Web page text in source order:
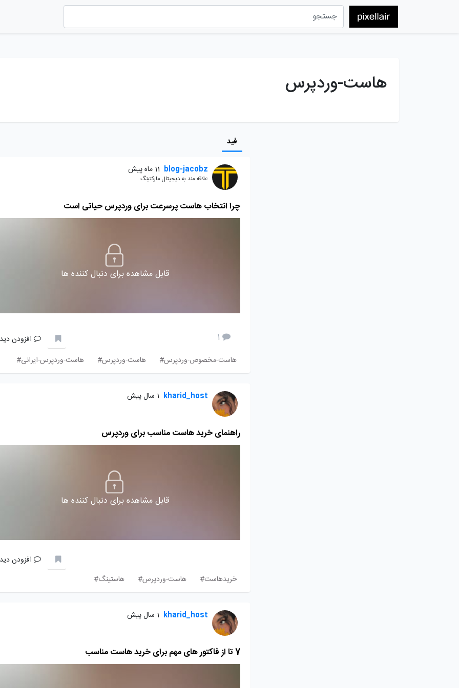
هاست-وردپرس
فید
blog-jacobz 11 ماه پیش
علاقه مند به دیجیتال مارکتینگ
چرا انتخاب هاست پرسرعت برای وردپرس حیاتی است
قابل مشاهده برای دنبال کننده ها
1
افزودن
هاست-مخصوص-وردپرس#
هاست-وردپرس# هاست-وردپرس-ایرانی#
kharid_host 1 سال پیش
راهنمای خرید هاست مناسب برای وردپرس
قابل مشاهده برای دنبال کننده ها
افزودن
خریدهاست#
هاست-وردپرس# هاستینگ#
kharid_host 1 سال پیش
7 تا از فاکتور های مهم برای خرید هاست مناسب